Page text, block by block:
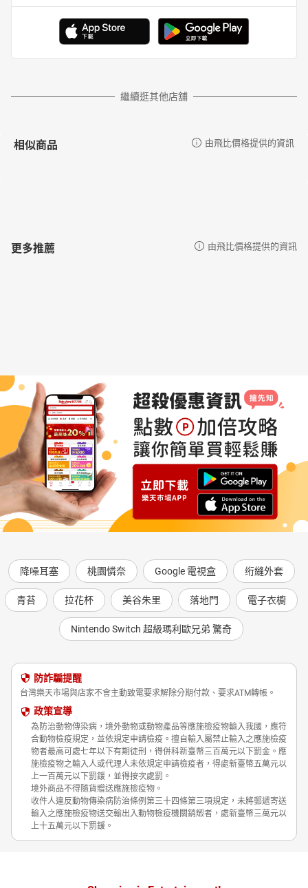
繼續逛其他店舖
相似商品 由飛比價格提供的資訊
更多推薦 由飛比價格提供的資訊
降噪耳塞 桃園憐奈 Google 電視盒 绗縫外套
青苔 拉花杯 美谷朱里 落地門 電子衣櫥
Nintendo Switch 超級瑪利歐兄弟 驚奇
防詐騙提醒
台灣樂天市場與店家不會主動致電要求解除分期付款、要求ATM轉帳。
政策宣導
為防治動物傳染病，境外動物或動物產品等應施檢疫物輸入我國，應符
合動物檢疫規定，並依規定申請檢疫。擅自輸入屬禁止輸入之應施檢疫
物者最高可處七年以下有期徒刑，得併科新臺幣三百萬元以下罰金。應
施檢疫物之輸入人或代理人未依規定申請檢疫者，得處新臺幣五萬元以
上一百萬元以下罰鍰，並得按次處罰。
境外商品不得隨貨贈送應施檢疫物。
收件人違反動物傳染病防治條例第三十四條第三項規定，未將郵遞寄送
輸入之應施檢疫物送交輸出入動物檢疫機關銷燬者，處新臺幣三萬元以
上十五萬元以下罰鍰。